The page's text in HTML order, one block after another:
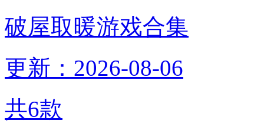
破屋取暖游戏合集
更新：2026-08-06
共6款